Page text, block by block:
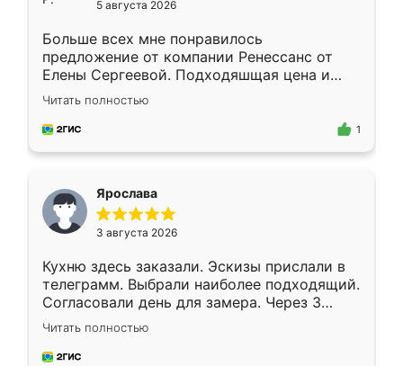
5 августа 2026
Больше всех мне понравилось
предложение от компании Ренессанс от
Елены Сергеевой. Подходяшщая цена и
короткие сроки изготовления. Приехавший
для замера сотрудник Владислав
предложил по моему эскизу самый
Читать полностью
1
Ярослава
3 августа 2026
Кухню здесь заказали. Эскизы прислали в
телеграмм. Выбрали наиболее подходящий.
Согласовали день для замера. Через 3
недели кухня была уже готова. Остались
довольны работой. Спасибо Ренессанс
мебель за качественную работу!
Читать полностью